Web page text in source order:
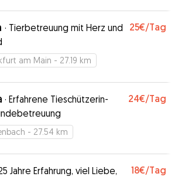
· Tierbetreuung mit Herz und
25€/Tag
am Main - 27.19 km
· Erfahrene Tieschützerin-
24€/Tag
- 27.54 km
Jahre Erfahrung, viel Liebe,
18€/Tag